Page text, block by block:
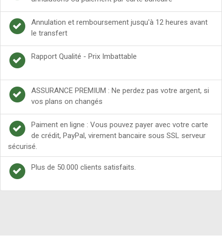
Annulation et remboursement jusqu'à 12 heures avant
le transfert
Rapport Qualité - Prix Imbattable
ASSURANCE PREMIUM : Ne perdez pas votre argent, si
vos plans on changés
Paiment en ligne : Vous pouvez payer avec votre carte
de crédit, PayPal, virement bancaire sous SSL serveur
sécurisé.
Plus de 50.000 clients satisfaits.